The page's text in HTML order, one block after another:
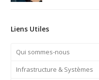
Liens Utiles
Qui sommes-nous
Infrastructure & Systèmes